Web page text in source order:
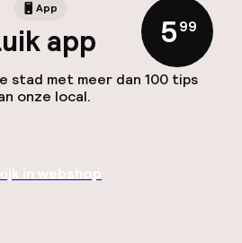
App
app
stad met meer dan 100 tips
onze local.
5,99
in webshop